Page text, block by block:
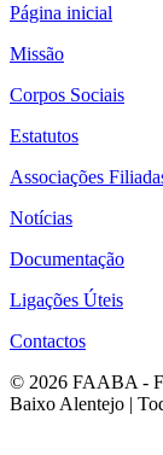
Página inicial
Missão
Corpos Sociais
Estatutos
Associações
Notícias
Documentação
Ligações Úteis
Contactos
© 2026 FAABA -
Baixo Alentejo |